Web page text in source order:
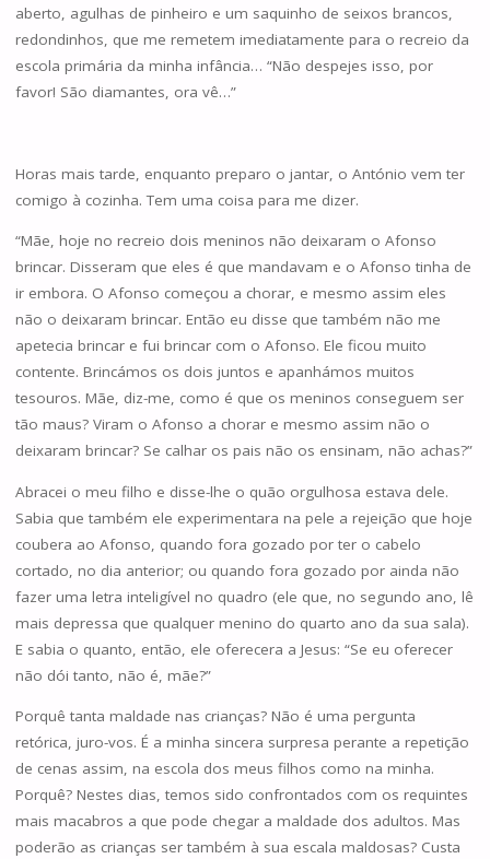
aberto, agulhas de pinheiro e um saquinho de seixos brancos,
redondinhos, que me remetem imediatamente para o recreio da
escola primária da minha infância… “Não despejes isso, por
favor! São diamantes, ora vê…”
Horas mais tarde, enquanto preparo o jantar, o António vem ter
comigo à cozinha. Tem uma coisa para me dizer.
“Mãe, hoje no recreio dois meninos não deixaram o Afonso
brincar. Disseram que eles é que mandavam e o Afonso tinha de
ir embora. O Afonso começou a chorar, e mesmo assim eles
não o deixaram brincar. Então eu disse que também não me
apetecia brincar e fui brincar com o Afonso. Ele ficou muito
contente. Brincámos os dois juntos e apanhámos muitos
tesouros. Mãe, diz-me, como é que os meninos conseguem ser
tão maus? Viram o Afonso a chorar e mesmo assim não o
deixaram brincar? Se calhar os pais não os ensinam, não achas?”
Abracei o meu filho e disse-lhe o quão orgulhosa estava dele.
Sabia que também ele experimentara na pele a rejeição que hoje
coubera ao Afonso, quando fora gozado por ter o cabelo
cortado, no dia anterior; ou quando fora gozado por ainda não
fazer uma letra inteligível no quadro (ele que, no segundo ano, lê
mais depressa que qualquer menino do quarto ano da sua sala).
E sabia o quanto, então, ele oferecera a Jesus: “Se eu oferecer
não dói tanto, não é, mãe?”
Porquê tanta maldade nas crianças? Não é uma pergunta
retórica, juro-vos. É a minha sincera surpresa perante a repetição
de cenas assim, na escola dos meus filhos como na minha.
Porquê? Nestes dias, temos sido confrontados com os requintes
mais macabros a que pode chegar a maldade dos adultos. Mas
poderão as crianças ser também à sua escala maldosas? Custa